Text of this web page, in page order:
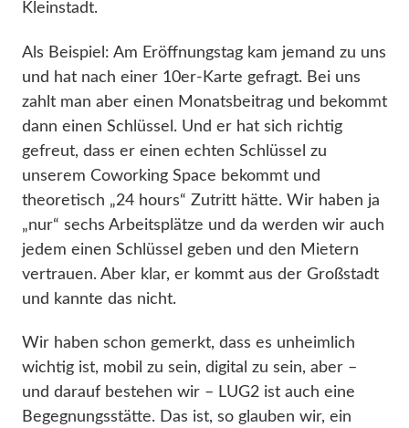
Kleinstadt.
Als Beispiel: Am Eröffnungstag kam jemand zu uns
und hat nach einer 10er-Karte gefragt. Bei uns
zahlt man aber einen Monatsbeitrag und bekommt
dann einen Schlüssel. Und er hat sich richtig
gefreut, dass er einen echten Schlüssel zu
unserem Coworking Space bekommt und
theoretisch „24 hours“ Zutritt hätte. Wir haben ja
„nur“ sechs Arbeitsplätze und da werden wir auch
jedem einen Schlüssel geben und den Mietern
vertrauen. Aber klar, er kommt aus der Großstadt
und kannte das nicht.
Wir haben schon gemerkt, dass es unheimlich
wichtig ist, mobil zu sein, digital zu sein, aber –
und darauf bestehen wir – LUG2 ist auch eine
Begegnungsstätte. Das ist, so glauben wir, ein